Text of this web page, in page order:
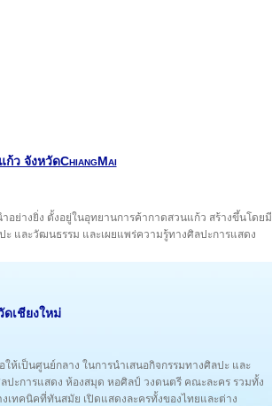
ว จังหวัดChiangMai
ย่างยิ่ง ตั้งอยู่ในอุทยานการค้ากาดสวนแก้ว สร้างขึ้นโดยมี
ะ และวัฒนธรรม และเผยแพร่ความรู้ทางศิลปะการแสดง
ดเชียงใหม่
ให้เป็นศูนย์กลาง ในการนำเสนอกิจกรรมทางศิลปะ และ
ะการแสดง ห้องสมุด หอศิลป์ วงดนตรี คณะละคร รวมทั้ง
เทคนิคที่ทันสมัย เปิดแสดงละครทั้งของไทยและต่าง